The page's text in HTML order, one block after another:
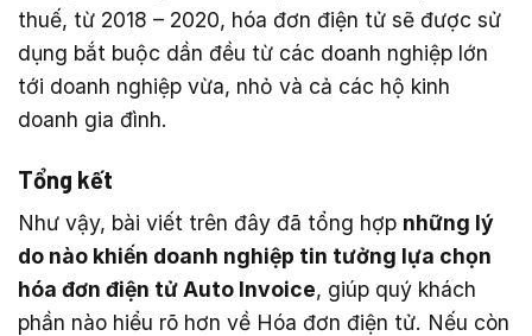
thuế, từ 2018 – 2020, hóa đơn điện tử sẽ được sử
dụng bắt buộc dần đều từ các doanh nghiệp lớn
tới doanh nghiệp vừa, nhỏ và cả các hộ kinh
doanh gia đình.
Tổng kết
Như vậy, bài viết trên đây đã tổng hợp những lý
do nào khiến doanh nghiệp tin tưởng lựa chọn
hóa đơn điện tử Auto Invoice, giúp quý khách
phần nào hiểu rõ hơn về Hóa đơn điện tử. Nếu còn